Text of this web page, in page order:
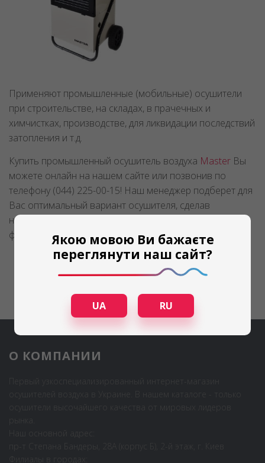
Применяют промышленные (мобильные) осушители
при строительстве, на складах, в прачечных и
химчистках, производстве, для ликвидации последствий
затопления и т.д.
Купить промышленный осушитель воздуха Master Вы
можете онлайн на нашем сайте или позвонив по
телефону (044) 225-00-15! Наш менеджер подберет для
Вас оптимальный вариант осушителя, сделав
необходимые просчеты и предусмотрев важные
факторы!
О КОМПАНИИ
Якою мовою Ви бажаєте
переглянути наш сайт?
UA RU